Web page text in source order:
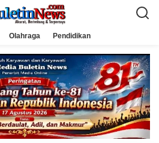
Olahraga Pendidikan